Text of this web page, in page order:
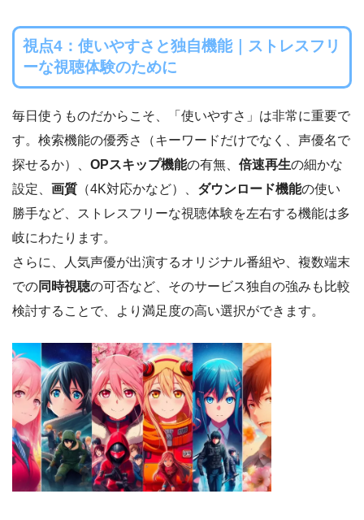
視点4：使いやすさと独自機能｜ストレスフリ
ーな視聴体験のために
毎日使うものだからこそ、「使いやすさ」は非常に重要で
す。検索機能の優秀さ（キーワードだけでなく、声優名で
探せるか）、 OPスキップ機能の有無、 倍速再生の細かな
設定、 画質 （4K対応かなど）、 ダウンロード機能の使い
勝手など、ストレスフリーな視聴体験を左右する機能は多
岐にわたります。
さらに、人気声優が出演するオリジナル番組や、複数端末
での同時視聴の可否など、そのサービス独自の強みも比較
検討することで、より満足度の高い選択ができます。